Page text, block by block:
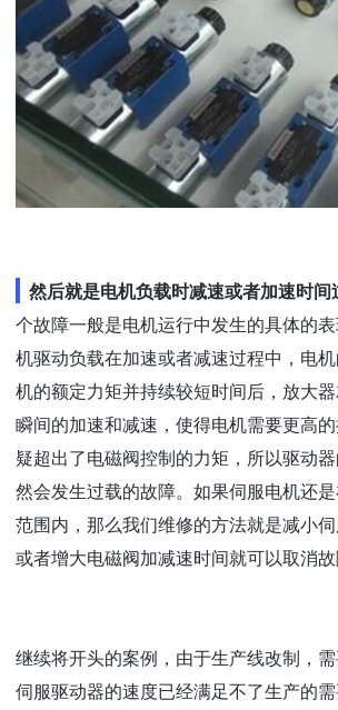
然后就是电机负载时减速或者加速时间
个故障一般是电机运行中发生的具体的
机驱动负载在加速或者减速过程中，电
机的额定力矩并持续较短时间后，放大器
瞬间的加速和减速，使得电机需要更高
疑超出了电磁阀控制的力矩，所以驱动
然会发生过载的故障。如果伺服电机还
范围内，那么我们维修的方法就是减小
或者增大电磁阀加减速时间就可以取消故
继续将开头的案例，由于生产线改制，
伺服驱动器的速度已经满足不了生产的